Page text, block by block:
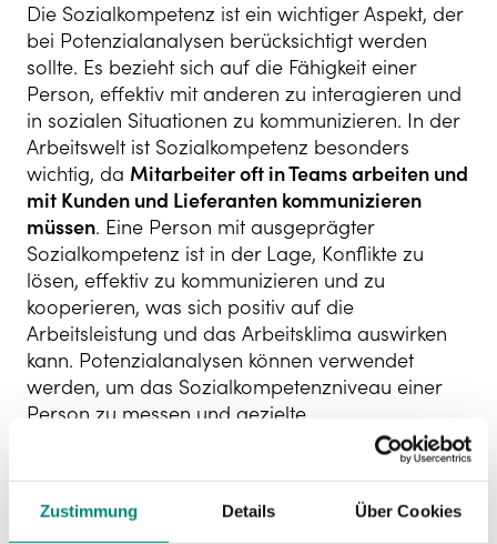
Zustimmung Details Über Cookies
Die Sozialkompetenz ist ein wichtiger Aspekt, der
bei Potenzialanalysen berücksichtigt werden
sollte. Es bezieht sich auf die Fähigkeit einer
Person, effektiv mit anderen zu interagieren und
in sozialen Situationen zu kommunizieren. In der
Arbeitswelt ist Sozialkompetenz besonders
wichtig, da Mitarbeiter oft in Teams arbeiten und
mit Kunden und Lieferanten kommunizieren
müssen. Eine Person mit ausgeprägter
Sozialkompetenz ist in der Lage, Konflikte zu
lösen, effektiv zu kommunizieren und zu
kooperieren, was sich positiv auf die
Arbeitsleistung und das Arbeitsklima auswirken
kann. Potenzialanalysen können verwendet
werden, um das Sozialkompetenzniveau einer
Person zu messen und gezielte
Entwicklungsmaßnahmen zu empfehlen, um
Fachkompetenz